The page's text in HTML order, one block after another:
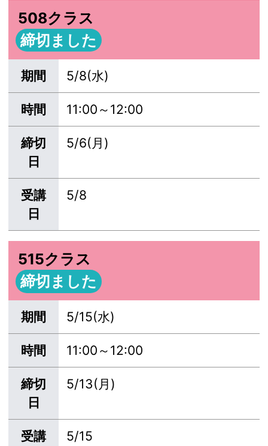
508クラス
締切ました
期間 5/8(水)
時間 11:00～12:00
締切
日
5/6(月)
受講
日
5/8
515クラス
締切ました
期間 5/15(水)
時間 11:00～12:00
締切
日
5/13(月)
受講
5/15